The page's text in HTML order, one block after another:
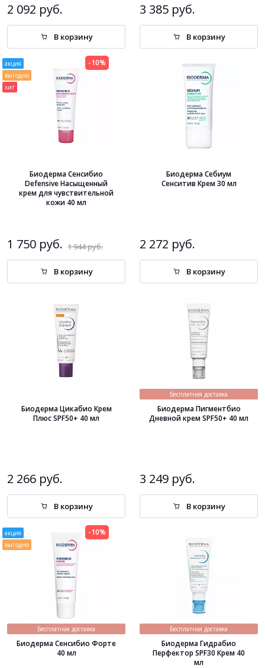
2 092 руб.
В корзину
3 385 руб.
В корзину
акция
выгодно
хит
Биодерма Сенсибио
Defensive Насыщенный
крем для чувствительной
кожи 40 мл
1 750 руб. 1 944 руб.
-10%
В корзину
Биодерма Себиум
Сенситив Крем 30 мл
2 272 руб.
В корзину
Биодерма Цикабио Крем
Плюс SPF50+ 40 мл
2 266 руб.
В корзину
Бесплатная доставка
Биодерма Пигментбио
Дневной крем SPF50+ 40 мл
3 249 руб.
В корзину
акция
выгодно
Бесплатная доставка
Биодерма Сенсибио Форте
40 мл
-10%
Бесплатная доставка
Биодерма Гидрабио
Перфектор SPF30 Крем 40
мл